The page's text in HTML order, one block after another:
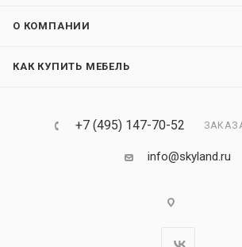
О КОМПАНИИ
КАК КУПИТЬ МЕБЕЛЬ
+7 (495) 147-70-52
info@skyland.ru